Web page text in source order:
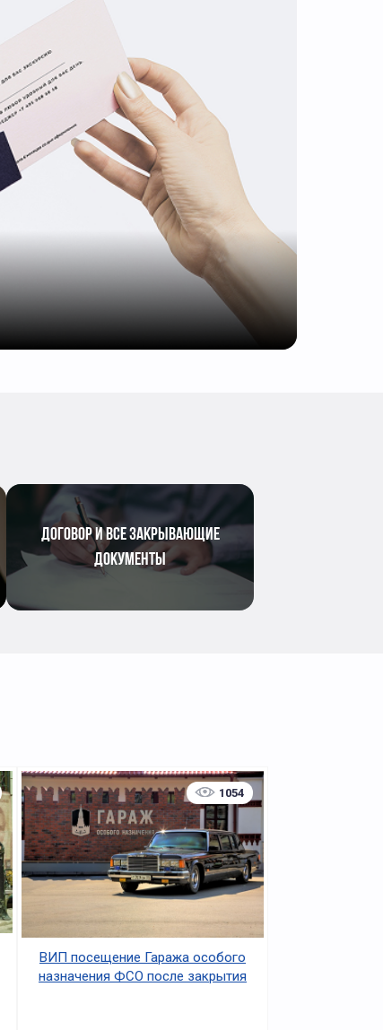
ДОГОВОР И ВСЕ ЗАКРЫВАЮЩИЕ
ДОКУМЕНТЫ
1054
ВИП посещение Гаража особого
назначения ФСО после закрытия